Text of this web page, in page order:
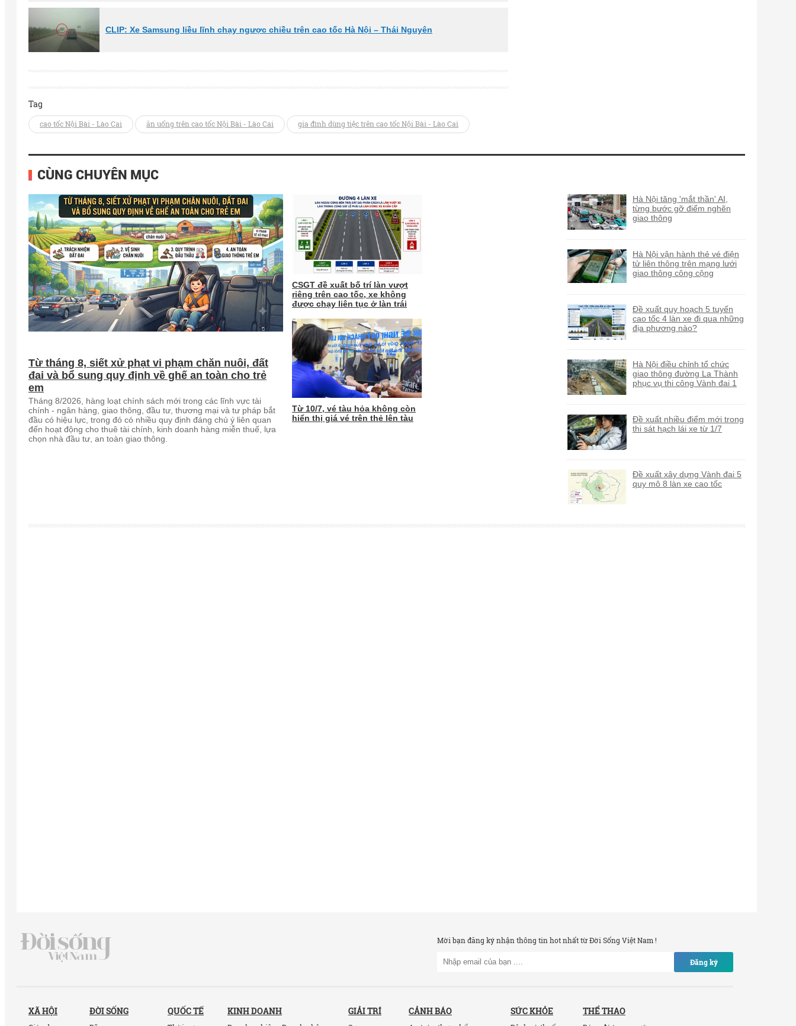
CLIP: Xe Samsung liều lĩnh chạy ngược chiều trên cao tốc Hà Nội – Thái Nguyên
Tag
cao tốc Nội Bài - Lào Cai ăn uống trên cao tốc Nội Bài - Lào Cai gia đình dùng tiệc trên cao tốc Nội Bài - Lào Cai
CÙNG CHUYÊN MỤC
Từ tháng 8, siết xử phạt vi phạm chăn nuôi, đất
đai và bổ sung quy định về ghế an toàn cho trẻ
em
Tháng 8/2026, hàng loạt chính sách mới trong các lĩnh vực tài
chính - ngân hàng, giao thông, đầu tư, thương mại và tư pháp bắt
đầu có hiệu lực, trong đó có nhiều quy định đáng chú ý liên quan
đến hoạt động cho thuê tài chính, kinh doanh hàng miễn thuế, lựa
chọn nhà đầu tư, an toàn giao thông.
CSGT đề xuất bố trí làn vượt
riêng trên cao tốc, xe không
được chạy liên tục ở làn trái
Từ 10/7, vé tàu hỏa không còn
hiển thị giá vé trên thẻ lên tàu
Hà Nội tăng 'mắt thần' AI,
từng bước gỡ điểm nghẽn
giao thông
Hà Nội vận hành thẻ vé điện
tử liên thông trên mạng lưới
giao thông công cộng
Đề xuất quy hoạch 5 tuyến
cao tốc 4 làn xe đi qua những
địa phương nào?
Hà Nội điều chỉnh tổ chức
giao thông đường La Thành
phục vụ thi công Vành đai 1
Đề xuất nhiều điểm mới trong
thi sát hạch lái xe từ 1/7
Đề xuất xây dựng Vành đai 5
quy mô 8 làn xe cao tốc
Mời bạn đăng ký nhận thông tin hot nhất từ Đời Sống Việt Nam !
Đăng ký
XÃ HỘI ĐỜI SỐNG QUỐC TẾ KINH DOANH GIẢI TRÍ CẢNH BÁO SỨC KHỎE THỂ THAO